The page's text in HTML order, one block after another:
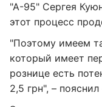
"А-95" Сергея
этот процесс
"Поэтому имеем
который имеет
рознице есть
2,5 грн", – пояснил